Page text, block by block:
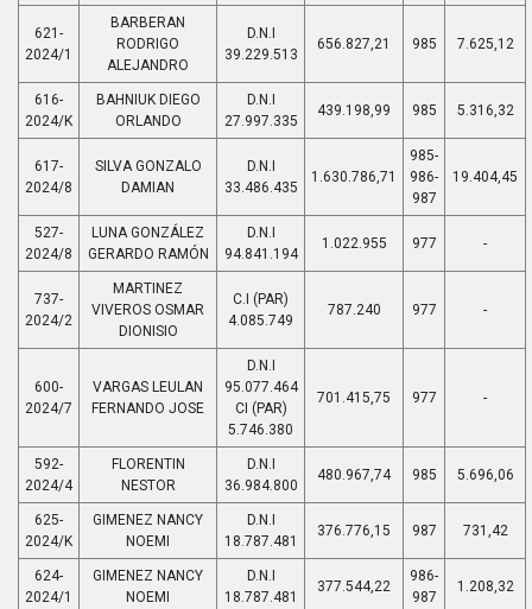
621-
2024/1
BARBERAN
RODRIGO
ALEJANDRO
D.N.I
39.229.513
656.827,21 985 7.625,12
616-
2024/K
BAHNIUK DIEGO
ORLANDO
D.N.I
27.997.335
439.198,99 985 5.316,32
617-
2024/8
SILVA GONZALO
DAMIAN
D.N.I
33.486.435
1.630.786,71
985-
986-
987
19.404,45
527-
2024/8
LUNA GONZÁLEZ
GERARDO RAMÓN
D.N.I
94.841.194
1.022.955 977 -
737-
2024/2
MARTINEZ
VIVEROS OSMAR
DIONISIO
C.I (PAR)
4.085.749
787.240 977 -
600-
2024/7
VARGAS LEULAN
FERNANDO JOSE
D.N.I
95.077.464
CI (PAR)
5.746.380
701.415,75 977 -
592-
2024/4
FLORENTIN
NESTOR
D.N.I
36.984.800
480.967,74 985 5.696,06
625-
2024/K
GIMENEZ NANCY
NOEMI
D.N.I
18.787.481
376.776,15 987 731,42
624-
2024/1
GIMENEZ NANCY
NOEMI
D.N.I
18.787.481
377.544,22
986-
987
1.208,32